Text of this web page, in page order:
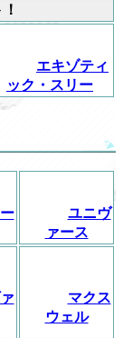
エキゾティ
ック・スリー
ユニヴ
ァース
マクス
ウェル